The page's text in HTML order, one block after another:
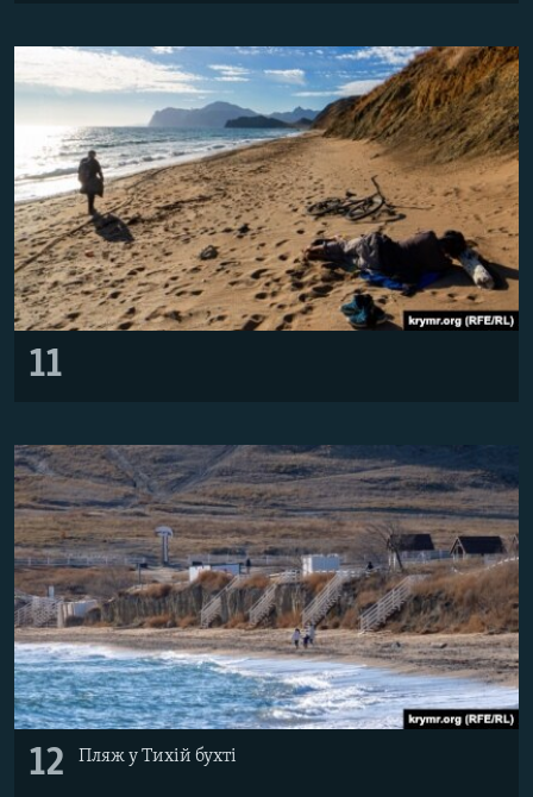
11
12 Пляж у Тихій бухті